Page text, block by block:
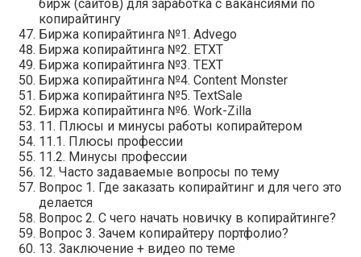
бирж (сайтов) для заработка с вакансиями по
копирайтингу
Биржа копирайтинга №1. Advego
Биржа копирайтинга №2. ETXT
Биржа копирайтинга №3. TEXT
Биржа копирайтинга №4. Content Monster
Биржа копирайтинга №5. TextSale
Биржа копирайтинга №6. Work-Zilla
11. Плюсы и минусы работы копирайтером
11.1. Плюсы профессии
11.2. Минусы профессии
12. Часто задаваемые вопросы по тему
Вопрос 1. Где заказать копирайтинг и для чего это
делается
Вопрос 2. С чего начать новичку в копирайтинге?
Вопрос 3. Зачем копирайтеру портфолио?
13. Заключение + видео по теме